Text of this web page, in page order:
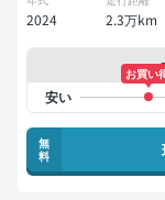
2024 2.3万km
お買い
無
料